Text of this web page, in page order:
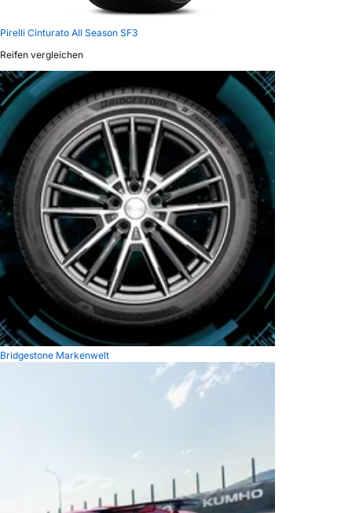
Pirelli Cinturato All Season SF3
Reifen vergleichen
Bridgestone Markenwelt